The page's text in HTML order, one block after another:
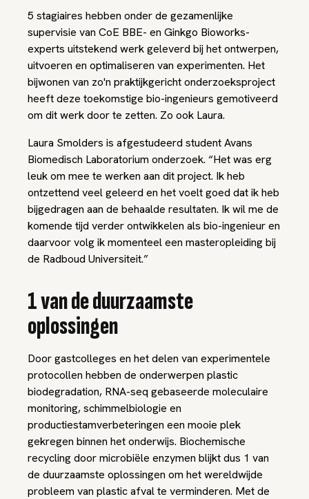
5 stagiaires hebben onder de gezamenlijke
supervisie van CoE BBE- en Ginkgo Bioworks-
experts uitstekend werk geleverd bij het ontwerpen,
uitvoeren en optimaliseren van experimenten. Het
bijwonen van zo'n praktijkgericht onderzoeksproject
heeft deze toekomstige bio-ingenieurs gemotiveerd
om dit werk door te zetten. Zo ook Laura.
Laura Smolders is afgestudeerd student Avans
Biomedisch Laboratorium onderzoek. “Het was erg
leuk om mee te werken aan dit project. Ik heb
ontzettend veel geleerd en het voelt goed dat ik heb
bijgedragen aan de behaalde resultaten. Ik wil me de
komende tijd verder ontwikkelen als bio-ingenieur en
daarvoor volg ik momenteel een masteropleiding bij
de Radboud Universiteit.”
1 van de duurzaamste
oplossingen
Door gastcolleges en het delen van experimentele
protocollen hebben de onderwerpen plastic
biodegradation, RNA-seq gebaseerde moleculaire
monitoring, schimmelbiologie en
productiestamverbeteringen een mooie plek
gekregen binnen het onderwijs. Biochemische
recycling door microbiële enzymen blijkt dus 1 van
de duurzaamste oplossingen om het wereldwijde
probleem van plastic afval te verminderen. Met de